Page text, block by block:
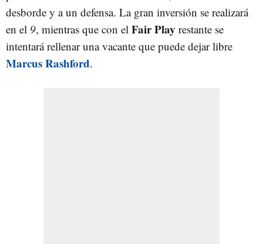
desborde y a un defensa. La gran inversión se realizará
en el 9, mientras que con el Fair Play restante se
intentará rellenar una vacante que puede dejar libre
Marcus Rashford.